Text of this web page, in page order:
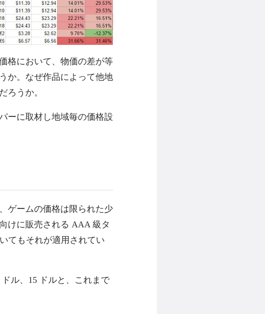
格において、物価の差が等
か。なぜ作品によって他地
ろうか。
ーに取材し地域毎の価格設
ゲームの価格は限られた少
けに販売される AAA 級タ
てもそれが適用されてい
ル、15 ドルと、これまで